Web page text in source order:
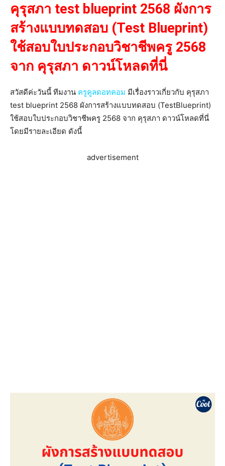
คุรุสภา test blueprint 2568 ผังการ
สร้างแบบทดสอบ (Test Blueprint)
ใช้สอบใบประกอบวิชาชีพครู 2568
จาก คุรุสภา ดาวน์โหลดที่นี่
สวัสดีค่ะวันนี้ ทีมงาน ครูคูลดอทคอม มีเรื่องราวเกี่ยวกับ คุรุสภา
test blueprint 2568 ผังการสร้างแบบทดสอบ (TestBlueprint)
ใช้สอบใบประกอบวิชาชีพครู 2568 จาก คุรุสภา ดาวน์โหลดที่นี่
โดยมีรายละเอียด ดังนี้
advertisement